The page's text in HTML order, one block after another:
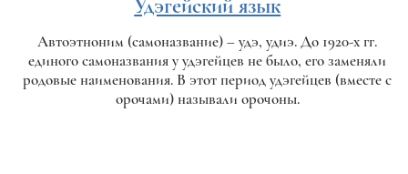
Удэгейский язык
Автоэтноним (самоназвание) – удэ, удиэ. До 1920-х гг.
единого самоназвания у удэгейцев не было, его заменяли
родовые наименования. В этот период удэгейцев (вместе с
орочами) называли орочоны.